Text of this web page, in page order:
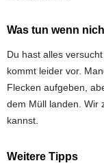
Was tun wenn
Du hast alles
kommt leider vor.
Flecken aufgeben,
dem Müll landen. Wir
kannst.
Weitere Tipps